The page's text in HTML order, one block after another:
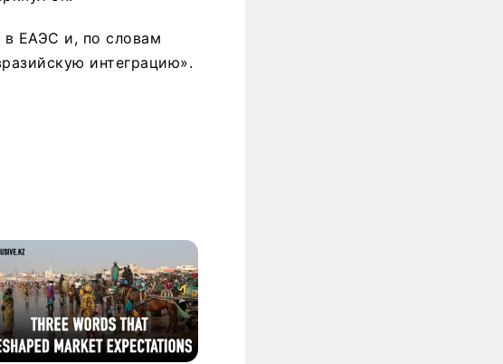
в ЕАЭС и, по словам
интеграцию».